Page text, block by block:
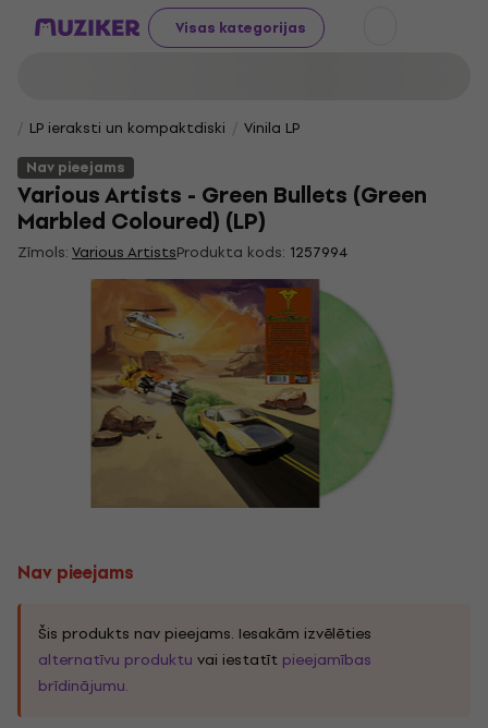
Visas kategorijas
LP ieraksti un kompaktdiski
Vinila LP
Nav pieejams
Various Artists - Green Bullets (Green
Marbled Coloured) (LP)
Zīmols:Various ArtistsProdukta kods: 1257994
Nav pieejams
Šis produkts nav pieejams. Iesakām izvēlēties
alternatīvu produktu vai iestatīt pieejamības
brīdinājumu.